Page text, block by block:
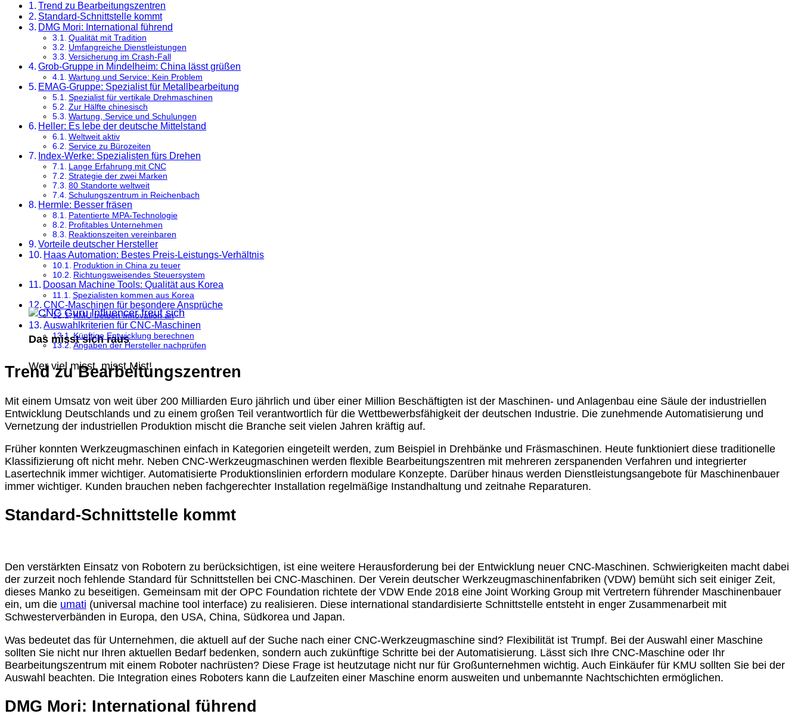
Das misst sich raus
Wer viel misst, misst Mist!
Trend zu Bearbeitungszentren
Standard-Schnittstelle kommt
DMG Mori: International führend
Qualität mit Tradition
Umfangreiche Dienstleistungen
Versicherung im Crash-Fall
Grob-Gruppe in Mindelheim: China lässt grüßen
Wartung und Service: Kein Problem
EMAG-Gruppe: Spezialist für Metallbearbeitung
Spezialist für vertikale Drehmaschinen
Zur Hälfte chinesisch
Wartung, Service und Schulungen
Heller: Es lebe der deutsche Mittelstand
Weltweit aktiv
Service zu Bürozeiten
Index-Werke: Spezialisten fürs Drehen
Lange Erfahrung mit CNC
Strategie der zwei Marken
80 Standorte weltweit
Schulungszentrum in Reichenbach
Hermle: Besser fräsen
Patentierte MPA-Technologie
Profitables Unternehmen
Reaktionszeiten vereinbaren
Vorteile deutscher Hersteller
Haas Automation: Bestes Preis-Leistungs-Verhältnis
Produktion in China zu teuer
Richtungsweisendes Steuersystem
Doosan Machine Tools: Qualität aus Korea
Spezialisten kommen aus Korea
CNC-Maschinen für besondere Ansprüche
KMU treiben Innovation an
Auswahlkriterien für CNC-Maschinen
Künftige Entwicklung berechnen
Angaben der Hersteller nachprüfen
Trend zu Bearbeitungszentren
Mit einem Umsatz von weit über 200 Milliarden Euro jährlich und über einer Million Beschäftigten ist der Maschinen- und Anlagenbau eine Säule der industriellen
Entwicklung Deutschlands und zu einem großen Teil verantwortlich für die Wettbewerbsfähigkeit der deutschen Industrie. Die zunehmende Automatisierung und
Vernetzung der industriellen Produktion mischt die Branche seit vielen Jahren kräftig auf.
Früher konnten Werkzeugmaschinen einfach in Kategorien eingeteilt werden, zum Beispiel in Drehbänke und Fräsmaschinen. Heute funktioniert diese traditionelle
Klassifizierung oft nicht mehr. Neben CNC-Werkzeugmaschinen werden flexible Bearbeitungszentren mit mehreren zerspanenden Verfahren und integrierter
Lasertechnik immer wichtiger. Automatisierte Produktionslinien erfordern modulare Konzepte. Darüber hinaus werden Dienstleistungsangebote für Maschinenbauer
immer wichtiger. Kunden brauchen neben fachgerechter Installation regelmäßige Instandhaltung und zeitnahe Reparaturen.
Standard-Schnittstelle kommt
Den verstärkten Einsatz von Robotern zu berücksichtigen, ist eine weitere Herausforderung bei der Entwicklung neuer CNC-Maschinen. Schwierigkeiten macht dabei
der zurzeit noch fehlende Standard für Schnittstellen bei CNC-Maschinen. Der Verein deutscher Werkzeugmaschinenfabriken (VDW) bemüht sich seit einiger Zeit,
dieses Manko zu beseitigen. Gemeinsam mit der OPC Foundation richtete der VDW Ende 2018 eine Joint Working Group mit Vertretern führender Maschinenbauer
ein, um die umati (universal machine tool interface) zu realisieren. Diese international standardisierte Schnittstelle entsteht in enger Zusammenarbeit mit
Schwesterverbänden in Europa, den USA, China, Südkorea und Japan.
Was bedeutet das für Unternehmen, die aktuell auf der Suche nach einer CNC-Werkzeugmaschine sind? Flexibilität ist Trumpf. Bei der Auswahl einer Maschine
sollten Sie nicht nur Ihren aktuellen Bedarf bedenken, sondern auch zukünftige Schritte bei der Automatisierung. Lässt sich Ihre CNC-Maschine oder Ihr
Bearbeitungszentrum mit einem Roboter nachrüsten? Diese Frage ist heutzutage nicht nur für Großunternehmen wichtig. Auch Einkäufer für KMU sollten Sie bei der
Auswahl beachten. Die Integration eines Roboters kann die Laufzeiten einer Maschine enorm ausweiten und unbemannte Nachtschichten ermöglichen.
DMG Mori: International führend